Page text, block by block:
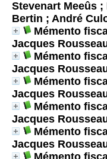
Stevenart Meeûs
Bertin ; André
Mémento
Jacques
Mémento
Jacques
Mémento
Jacques
Mémento
Jacques
Mémento
Jacques
Mémento